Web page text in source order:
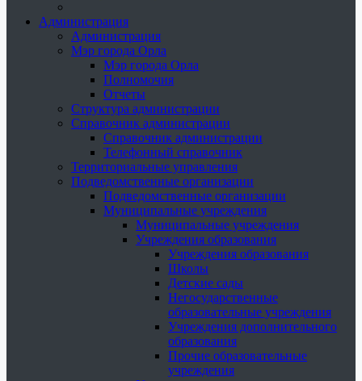
Администрация
Администрация
Мэр города Орла
Мэр города Орла
Полномочия
Отчеты
Структура администрации
Справочник администрации
Справочник администрации
Телефонный справочник
Территориальные управления
Подведомственные организации
Подведомственные организации
Муниципальные учреждения
Муниципальные учреждения
Учреждения образования
Учреждения образования
Школы
Детские сады
Негосударственные
образовательные учреждения
Учреждения дополнительного
образования
Прочие образовательные
учреждения